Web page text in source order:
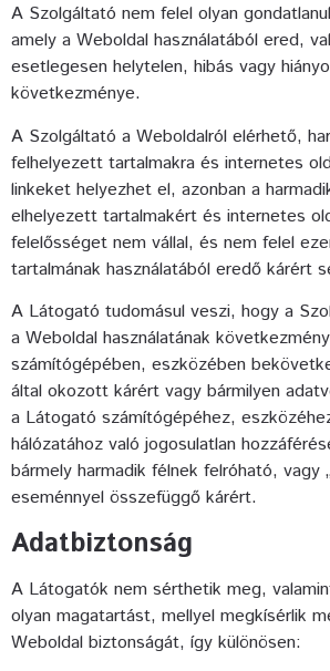
A Szolgáltató nem felel olyan
amely a Weboldal használatából ered,
esetlegesen helytelen, hibás vagy
következménye.
A Szolgáltató a Weboldalról elérhető,
felhelyezett tartalmakra és internetes
linkeket helyezhet el, azonban a
elhelyezett tartalmakért és internetes
felelősséget nem vállal, és nem felel
tartalmának használatából eredő kárért
A Látogató tudomásul veszi, hogy a
a Weboldal használatának
számítógépében, eszközében
által okozott kárért vagy bármilyen
a Látogató számítógépéhez,
hálózatához való jogosulatlan
bármely harmadik félnek felróható, vagy
eseménnyel összefüggő kárért.
Adatbiztonság
A Látogatók nem sérthetik meg,
olyan magatartást, mellyel megkísérlik
Weboldal biztonságát, így különösen: